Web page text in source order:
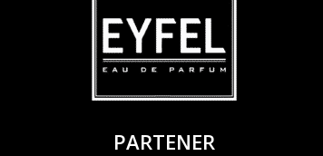
PARTENER